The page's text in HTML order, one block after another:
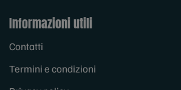
Informazioni utili
Contatti
Termini e condizioni